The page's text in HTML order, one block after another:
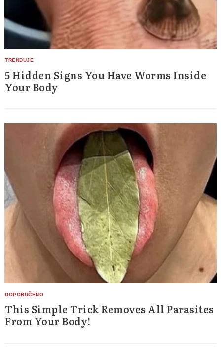
5 Hidden Signs You Have Worms Inside
Your Body
This Simple Trick Removes All Parasites
From Your Body!